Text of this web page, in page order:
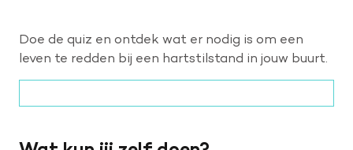
Oorzaken
Doe de quiz en ontdek wat er nodig is om een
leven te redden bij een hartstilstand in jouw buurt.